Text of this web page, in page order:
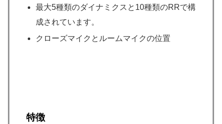
最大5種類のダイナミクスと10種類のRRで構
成されています。
クローズマイクとルームマイクの位置
特徴